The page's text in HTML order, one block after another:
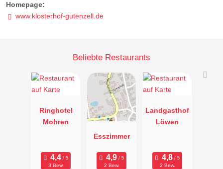
Homepage:
www.klosterhof-gutenzell.de
Beliebte Restaurants
Ringhotel
Mohren
3 Bew.
Esszimmer
2 Bew.
Landgasthof
Löwen
2 Bew.